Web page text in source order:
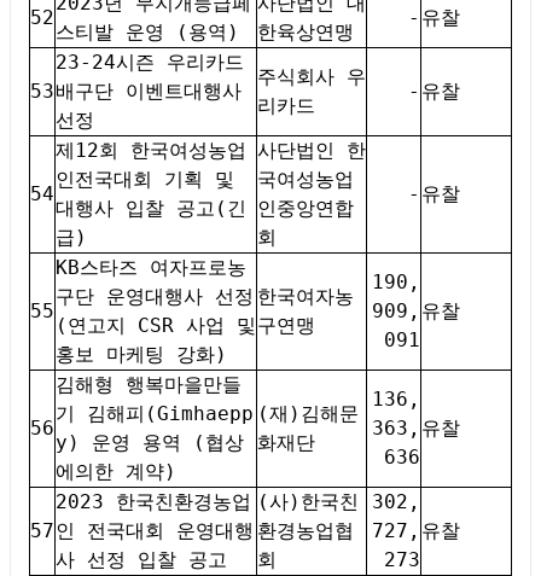
52
스티발 운영 (용역)
한육상연맹
- 유찰
53
23-24시즌 우리카드
배구단 이벤트대행사
선정
주식회사 우
리카드
- 유찰
54
제12회 한국여성농업
인전국대회 기획 및
대행사 입찰 공고(긴
급)
사단법인 한
국여성농업
인중앙연합
회
- 유찰
55
KB스타즈 여자프로농
구단 운영대행사 선정
(연고지 CSR 사업 및
홍보 마케팅 강화)
한국여자농
구연맹
190,
909,
091
유찰
56
김해형 행복마을만들
기 김해피(Gimhaepp
y) 운영 용역 (협상
에의한 계약)
(재)김해문
화재단
136,
363,
636
유찰
57
2023 한국친환경농업
인 전국대회 운영대행
사 선정 입찰 공고
(사)한국친
환경농업협
회
302,
727,
273
유찰